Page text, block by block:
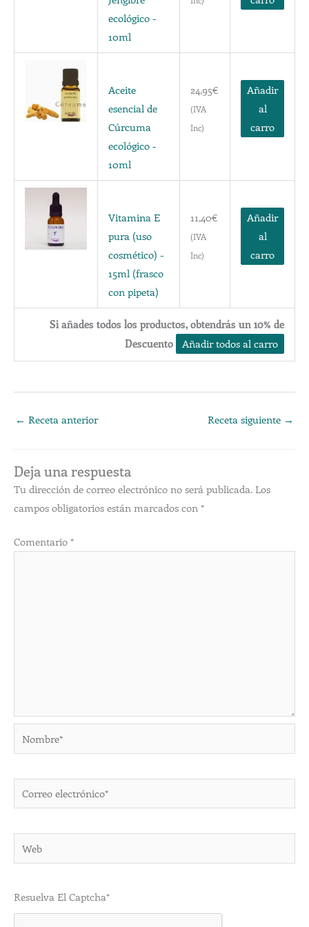
ecológico -
10ml
Aceite
esencial de
Cúrcuma
ecológico -
10ml
24,95€
(IVA
Inc)
Añadir
al
carro
Vitamina E
pura (uso
cosmético) -
15ml (frasco
con pipeta)
11,40€
(IVA
Inc)
Añadir
al
carro
Si añades todos los productos, obtendrás un 10% de
Descuento
Añadir todos al carro
← Receta anterior Receta siguiente →
Deja una respuesta
Tu dirección de correo electrónico no será publicada. Los
campos obligatorios están marcados con *
Comentario *
Nombre*
electrónico*
Resuelva El Captcha*